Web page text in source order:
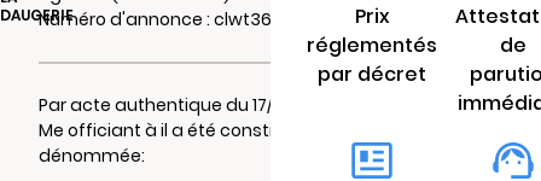
DAUGERIENuméro d'annonce : clwt36ynuk
Par acte authentique du 17/02/2016 reçu par
Me officiant à il a été constitué une
dénommée:
Prix
réglementés
par décret
de